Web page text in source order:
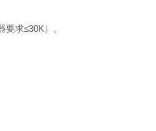
求≤30K）。